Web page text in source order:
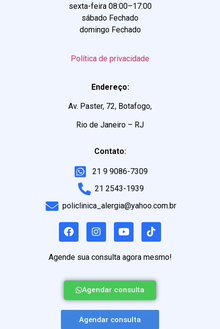
sexta-feira 08:00–17:00
sábado Fechado
domingo Fechado
Política de privacidade
Endereço:
Av. Paster, 72, Botafogo,
Rio de Janeiro – RJ
Contato:
21 9 9086-7309
21 2543-1939
policlinica_alergia@yahoo.com.br
Agende sua consulta agora mesmo!
Agendar consulta